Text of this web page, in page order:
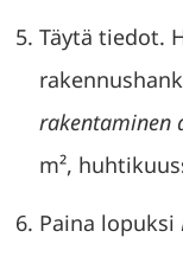
Täytä tiedot.
rakentaminen
m²,
Paina lopuksi